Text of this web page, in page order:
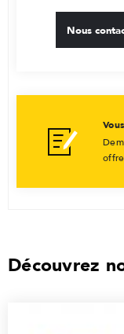
Nous
Découvrez